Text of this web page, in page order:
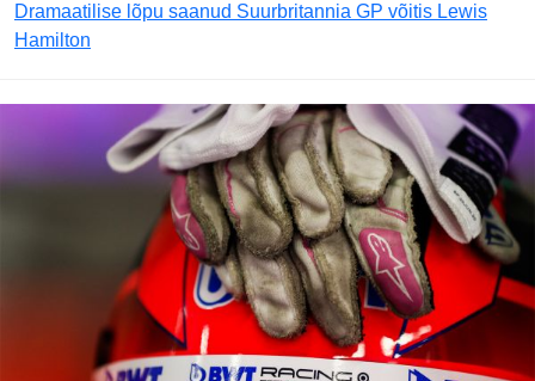
Dramaatilise lõpu saanud Suurbritannia GP võitis Lewis
Hamilton